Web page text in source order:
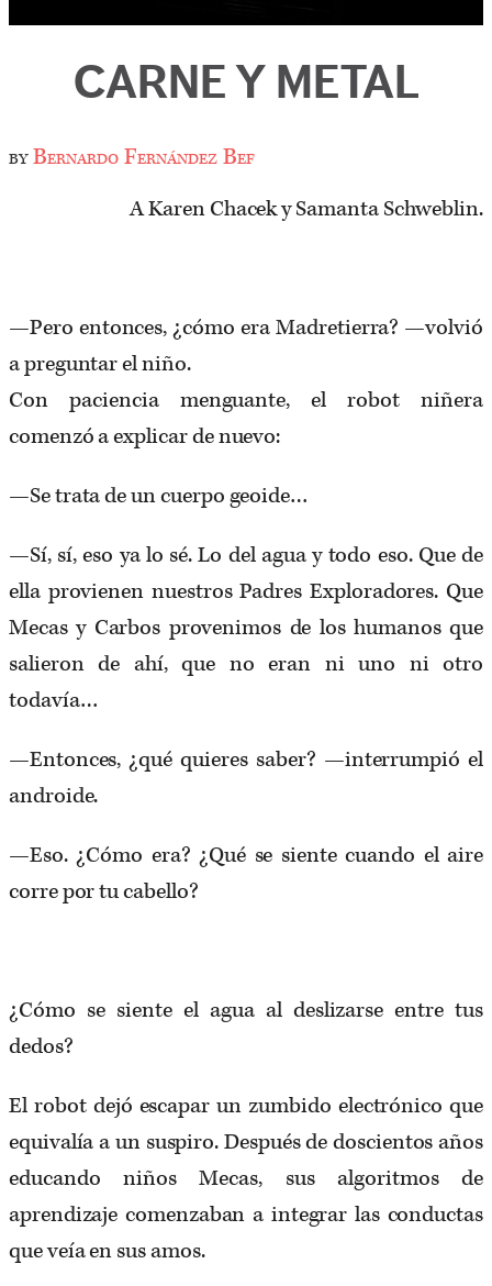
CARNE Y METAL
byBernardo Fernández Bef
A Karen Chacek y Samanta Schweblin.
—Pero entonces, ¿cómo era Madretierra? —volvió
a preguntar el niño.
Con paciencia menguante, el robot niñera
comenzó a explicar de nuevo:
—Se trata de un cuerpo geoide…
—Sí, sí, eso ya lo sé. Lo del agua y todo eso. Que de
ella provienen nuestros Padres Exploradores. Que
Mecas y Carbos provenimos de los humanos que
salieron de ahí, que no eran ni uno ni otro
todavía…
—Entonces, ¿qué quieres saber? —interrumpió el
androide.
—Eso. ¿Cómo era? ¿Qué se siente cuando el aire
corre por tu cabello?
¿Cómo se siente el agua al deslizarse entre tus
dedos?
El robot dejó escapar un zumbido electrónico que
equivalía a un suspiro. Después de doscientos años
educando niños Mecas, sus algoritmos de
aprendizaje comenzaban a integrar las conductas
que veía en sus amos.